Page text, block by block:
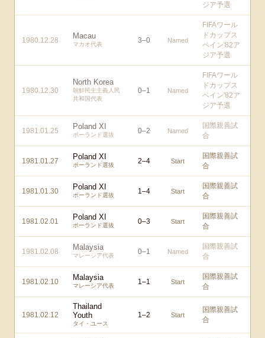
ジア予選
1980.12.28 Macau
マカオ代表 3–0 Named
FIFAワール
ドカップス
ペイン'82ア
ジア予選
1980.12.30
North Korea
朝鮮民主主義人民
共和国代表
0–1 Named
FIFAワール
ドカップス
ペイン'82ア
ジア予選
1981.01.25 Poland XI
ポーランド選抜 0–2 Named
国際親善試
合
1981.01.27 Poland XI
ポーランド選抜 2–4 Start
国際親善試
合
1981.01.30 Poland XI
ポーランド選抜 1–4 Start
国際親善試
合
1981.02.01 Poland XI
ポーランド選抜 0–3 Start
国際親善試
合
1981.02.08 Malaysia
マレーシア代表 0–1 Named
国際親善試
合
1981.02.10 Malaysia
マレーシア代表 1–1 Start
国際親善試
合
1981.02.12
Thailand
Youth
タイ・ユース
1–2 Start
国際親善試
合